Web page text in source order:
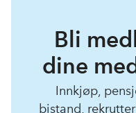
Bli
dine
Innkjøp,
bistand,